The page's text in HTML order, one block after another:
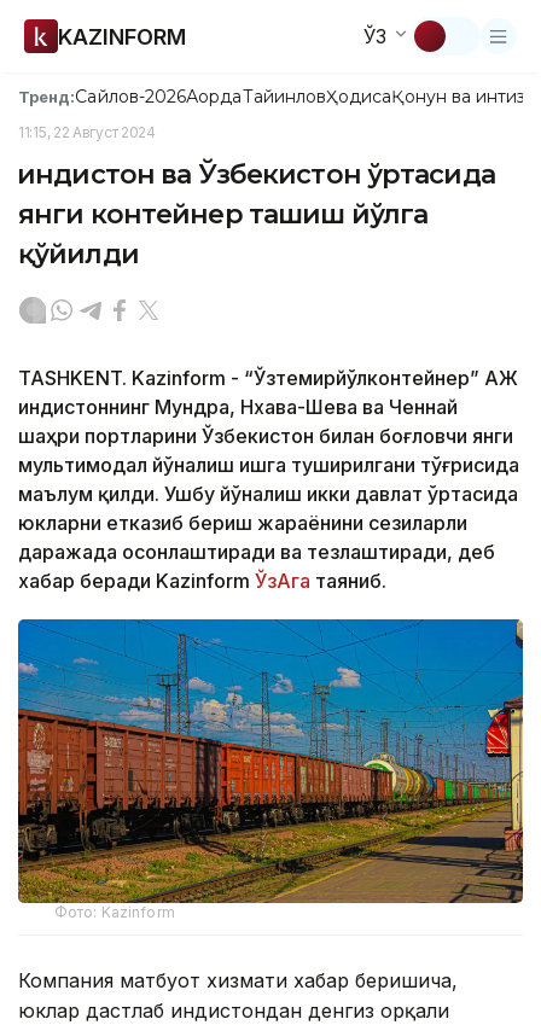
KAZINFORM ЎЗ
Тренд:Сайлов-2026АқордаТайинловҲодисаҚонун ва
11:15, 22 Август 2024
Ҳиндистон ва Ўзбекистон ўртасида
янги контейнер ташиш йўлга
қўйилди
TASHKENT. Kazinform - “Ўзтемирйўлконтейнер” АЖ
Ҳиндистоннинг Мундра, Нхава-Шева ва Ченнай
шаҳри портларини Ўзбекистон билан боғловчи янги
мультимодал йўналиш ишга туширилгани тўғрисида
маълум қилди. Ушбу йўналиш икки давлат ўртасида
юкларни етказиб бериш жараёнини сезиларли
даражада осонлаштиради ва тезлаштиради, деб
хабар беради Kazinform ЎзАга таяниб.
Фото: Kazinform
Компания матбуот хизмати хабар беришича,
юклар дастлаб Ҳиндистондан денгиз орқали